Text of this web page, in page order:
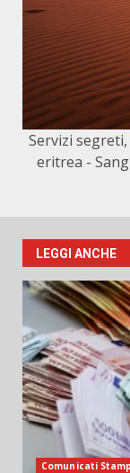
Servizi
eritrea -
LEGGI ANCHE
Comunicati